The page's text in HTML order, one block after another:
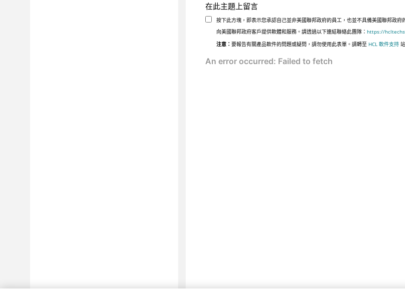
在此主題上留言
按下此方塊，即表示您承認自己並非美國聯邦政府的員工，也並不具備美國聯邦政
向美國聯邦政府客戶提供軟體和服務。請透過以下連結聯絡此團隊：https://
注意：要報告有關產品軟件的問題或疑問，請勿使用此表單。請轉至 HCL 軟件支持